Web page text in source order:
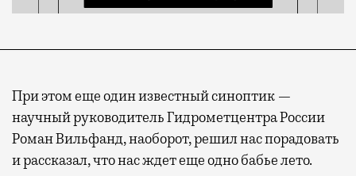
При этом еще один известный синоптик —
научный руководитель Гидрометцентра России
Роман Вильфанд, наоборот, решил нас порадовать
и рассказал, что нас ждет еще одно бабье лето.